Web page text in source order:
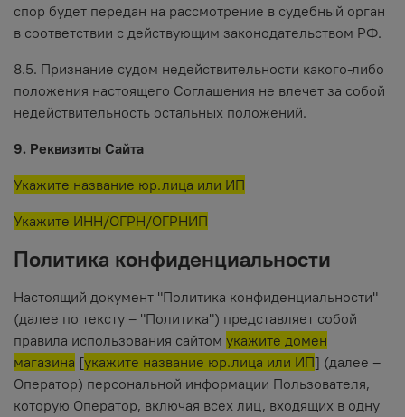
спор будет передан на рассмотрение в судебный орган
в соответствии с действующим законодательством РФ.
8.5. Признание судом недействительности какого-либо
положения настоящего Соглашения не влечет за собой
недействительность остальных положений.
9. Реквизиты Сайта
Укажите название юр.лица или ИП
Укажите ИНН/ОГРН/ОГРНИП
Политика конфиденциальности
Настоящий документ "Политика конфиденциальности"
(далее по тексту – "Политика") представляет собой
правила использования сайтом укажите домен
магазина [укажите название юр.лица или ИП] (далее –
Оператор) персональной информации Пользователя,
которую Оператор, включая всех лиц, входящих в одну